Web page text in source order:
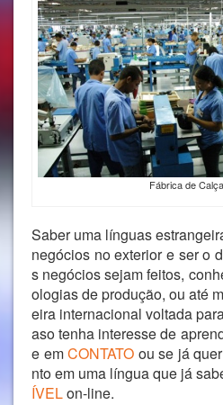
Fábrica de
Saber uma línguas
negócios no exterior e ser o
s negócios sejam feitos,
ologias de produção, ou até
eira internacional voltada
aso tenha interesse de
e emCONTATO ou se já
nto em uma língua que já
ÍVELon-line.